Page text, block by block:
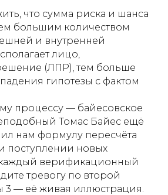
что сумма риска и шанса
большим количеством
и внутренней
лицо,
(ЛПР), тем больше
гипотезы с фактом
процессу — байесовское
Томас Байес ещё
нам формулу пересчёта
поступлении новых
каждый верификационный
тревогу по второй
3 — её живая иллюстрация.